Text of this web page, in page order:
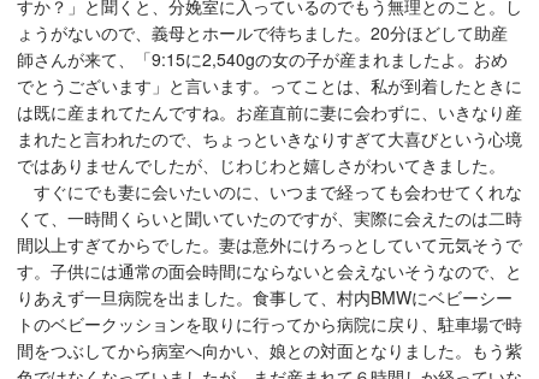
すか？」と聞くと、分娩室に入っているのでもう無理とのこと。し
ょうがないので、義母とホールで待ちました。20分ほどして助産
師さんが来て、「9:15に2,540gの女の子が産まれましたよ。おめ
でとうございます」と言います。ってことは、私が到着したときに
は既に産まれてたんですね。お産直前に妻に会わずに、いきなり産
まれたと言われたので、ちょっといきなりすぎて大喜びという心境
ではありませんでしたが、じわじわと嬉しさがわいてきました。
すぐにでも妻に会いたいのに、いつまで経っても会わせてくれな
くて、一時間くらいと聞いていたのですが、実際に会えたのは二時
間以上すぎてからでした。妻は意外にけろっとしていて元気そうで
す。子供には通常の面会時間にならないと会えないそうなので、と
りあえず一旦病院を出ました。食事して、村内BMWにベビーシー
トのベビークッションを取りに行ってから病院に戻り、駐車場で時
間をつぶしてから病室へ向かい、娘との対面となりました。もう紫